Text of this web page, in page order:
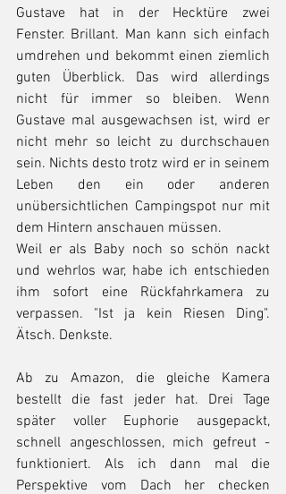
Gustave hat in der Hecktüre zwei
Fenster. Brillant. Man kann sich einfach
umdrehen und bekommt einen ziemlich
guten Überblick. Das wird allerdings
nicht für immer so bleiben. Wenn
Gustave mal ausgewachsen ist, wird er
nicht mehr so leicht zu durchschauen
sein. Nichts desto trotz wird er in seinem
Leben den ein oder anderen
unübersichtlichen Campingspot nur mit
dem Hintern anschauen müssen.
Weil er als Baby noch so schön nackt
und wehrlos war, habe ich entschieden
ihm sofort eine Rückfahrkamera zu
verpassen. "Ist ja kein Riesen Ding".
Ätsch. Denkste.
Ab zu Amazon, die gleiche Kamera
bestellt die fast jeder hat. Drei Tage
später voller Euphorie ausgepackt,
schnell angeschlossen, mich gefreut -
funktioniert. Als ich dann mal die
Perspektive vom Dach her checken